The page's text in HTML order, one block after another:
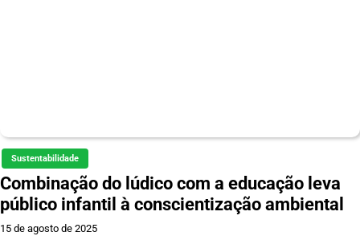
Sustentabilidade
Combinação do lúdico com a educação leva
público infantil à conscientização ambiental
15 de agosto de 2025